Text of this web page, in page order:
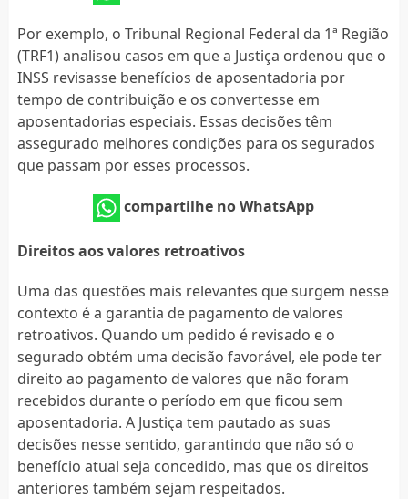
Por exemplo, o Tribunal Regional Federal da 1ª Região
(TRF1) analisou casos em que a Justiça ordenou que o
INSS revisasse benefícios de aposentadoria por
tempo de contribuição e os convertesse em
aposentadorias especiais. Essas decisões têm
assegurado melhores condições para os segurados
que passam por esses processos.
compartilhe no WhatsApp
Direitos aos valores retroativos
Uma das questões mais relevantes que surgem nesse
contexto é a garantia de pagamento de valores
retroativos. Quando um pedido é revisado e o
segurado obtém uma decisão favorável, ele pode ter
direito ao pagamento de valores que não foram
recebidos durante o período em que ficou sem
aposentadoria. A Justiça tem pautado as suas
decisões nesse sentido, garantindo que não só o
benefício atual seja concedido, mas que os direitos
anteriores também sejam respeitados.